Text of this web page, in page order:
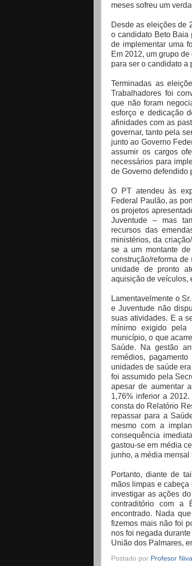
meses sofreu um
Desde as eleições de
o candidato Beto Baia
de implementar uma
Em 2012, um grupo
para ser o candidato a
Terminadas as
Trabalhadores foi
que não foram
esforço e dedicação
afinidades com as
governar, tanto pela
junto ao Governo
assumir os cargos
necessários para
de Governo defendido
O PT atendeu às
Federal Paulão, as
os projetos
Juventude – mas
recursos das
ministérios, da
se a um montante
construção/reforma
unidade de pronto
aquisição de veículos,
Lamentavelmente o
e Juventude não
suas atividades. E a
mínimo exigido pela
município, o que
Saúde. Na gestão
remédios,
unidades de saúde
foi assumido pela
apesar de aumentar
1,76% inferior a
consta do Relatório
repassar para a
mesmo com a
consequência
gastou-se em média
junho, a média
Portanto, diante de
mãos limpas e
investigar as ações
contraditório com a
encontrado. Nada
fizemos mais não foi
nos foi negada
União dos Palmares,
Postado por Profesor